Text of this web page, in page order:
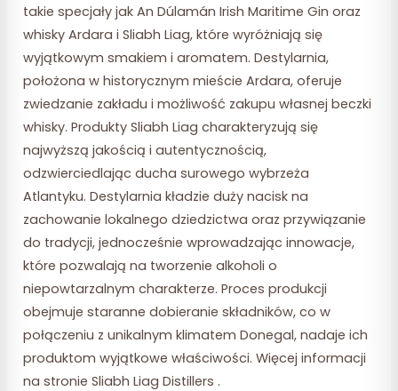
takie specjały jak An Dúlamán Irish Maritime Gin oraz
whisky Ardara i Sliabh Liag, które wyróżniają się
wyjątkowym smakiem i aromatem. Destylarnia,
położona w historycznym mieście Ardara, oferuje
zwiedzanie zakładu i możliwość zakupu własnej beczki
whisky. Produkty Sliabh Liag charakteryzują się
najwyższą jakością i autentycznością,
odzwierciedlając ducha surowego wybrzeża
Atlantyku. Destylarnia kładzie duży nacisk na
zachowanie lokalnego dziedzictwa oraz przywiązanie
do tradycji, jednocześnie wprowadzając innowacje,
które pozwalają na tworzenie alkoholi o
niepowtarzalnym charakterze. Proces produkcji
obejmuje staranne dobieranie składników, co w
połączeniu z unikalnym klimatem Donegal, nadaje ich
produktom wyjątkowe właściwości. Więcej informacji
na stronie Sliabh Liag Distillers .